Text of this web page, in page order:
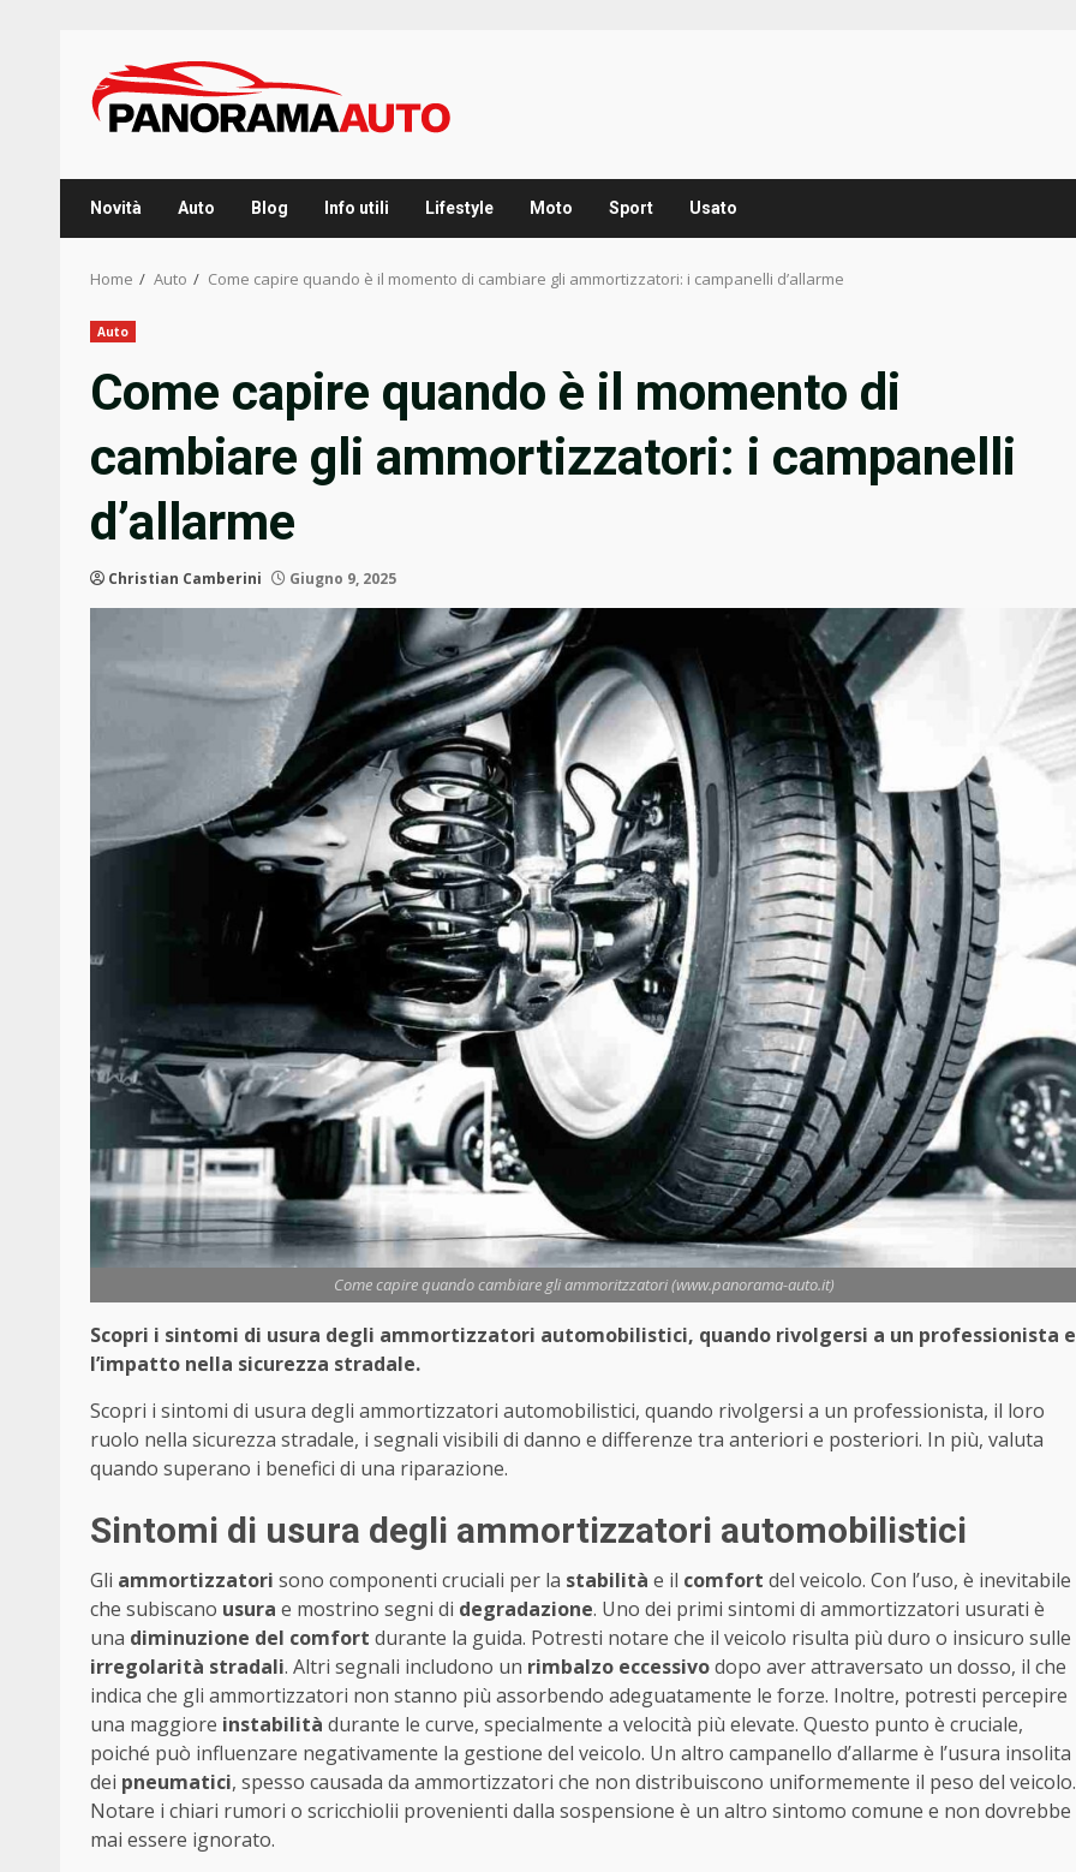
content
Novità Auto Blog Info utili Lifestyle Moto Sport Usato
Home Auto Come capire quando è il momento di cambiare gli ammortizzatori: i campanelli d’allarme
Auto
Come capire quando è il momento di
cambiare gli ammortizzatori: i campanelli
d’allarme
Christian Camberini Giugno 9, 2025
Come capire quando cambiare gli ammoritzzatori (www.panorama-auto.it)
Scopri i sintomi di usura degli ammortizzatori automobilistici, quando rivolgersi a un professionista e
l’impatto nella sicurezza stradale.
Scopri i sintomi di usura degli ammortizzatori automobilistici, quando rivolgersi a un professionista, il loro
ruolo nella sicurezza stradale, i segnali visibili di danno e differenze tra anteriori e posteriori. In più, valuta
quando superano i benefici di una riparazione.
Sintomi di usura degli ammortizzatori automobilistici
Gli ammortizzatori sono componenti cruciali per la stabilità e il comfort del veicolo. Con l’uso, è inevitabile
che subiscano usura e mostrino segni di degradazione. Uno dei primi sintomi di ammortizzatori usurati è
una diminuzione del comfort durante la guida. Potresti notare che il veicolo risulta più duro o insicuro sulle
irregolarità stradali. Altri segnali includono un rimbalzo eccessivodopo aver attraversato un dosso, il che
indica che gli ammortizzatori non stanno più assorbendo adeguatamente le forze. Inoltre, potresti percepire
una maggiore instabilità durante le curve, specialmente a velocità più elevate. Questo punto è cruciale,
poiché può influenzare negativamente la gestione del veicolo. Un altro campanello d’allarme è l’usura insolita
dei pneumatici, spesso causada da ammortizzatori che non distribuiscono uniformemente il peso del veicolo.
Notare i chiari rumori o scricchiolii provenienti dalla sospensione è un altro sintomo comune e non dovrebbe
mai essere ignorato.